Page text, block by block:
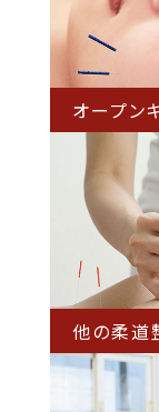
オープン
他の柔道